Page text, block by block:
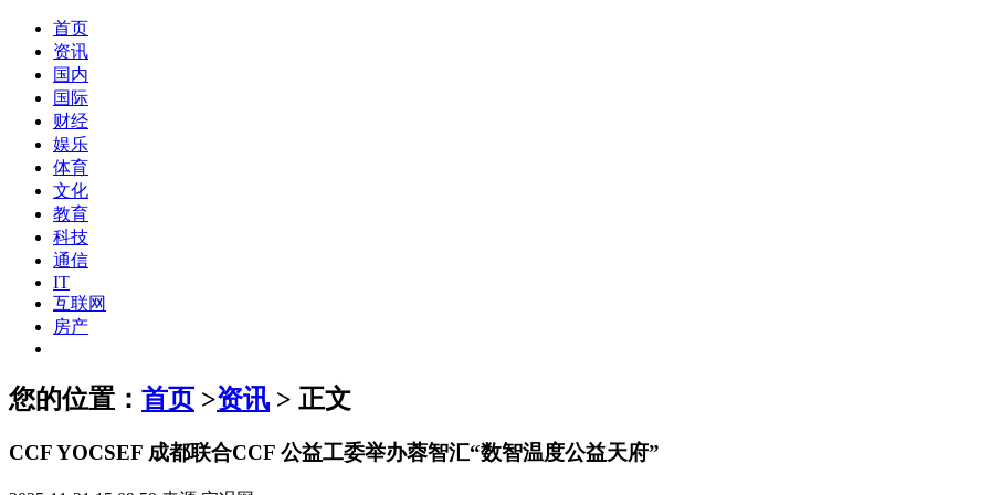
首页
资讯
国内
国际
财经
娱乐
体育
文化
教育
科技
通信
IT
互联网
房产
您的位置： 首页 >资讯 > 正文
CCF YOCSEF 成都联合CCF 公益工委举办蓉智汇“数智温度公益天府”